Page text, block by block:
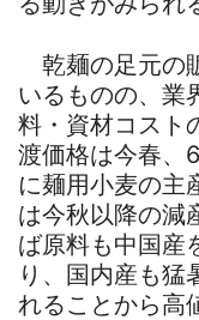
乾麺の足元の
いるものの、業
料・資材コスト
渡価格は今春、
に麺用小麦の主
は今秋以降の減
ば原料も中国産
り、国内産も猛
れることから高